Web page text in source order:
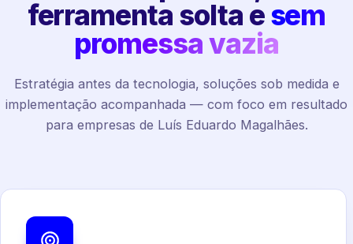
ferramenta solta esem
promessa vazia
Estratégia antes da tecnologia, soluções sob medida e
implementação acompanhada — com foco em resultado
para empresas de Luís Eduardo Magalhães.